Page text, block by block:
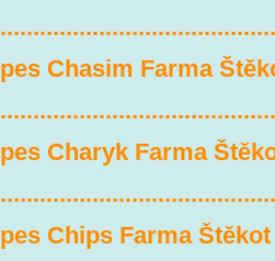
pes Chasim Farma
pes Charyk Farma
pes Chips Farma Štěkot